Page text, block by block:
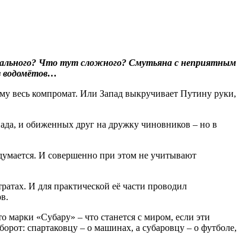
Что тут сложного? Смутьяна с неприятным
водомётов…
весь компромат. Или Запад выкручивает Путину руки,
и обиженных друг на дружку чиновников – но в
И совершенно при этом не учитывают
И для практической её части проводил
марки «Субару» – что станется с миром, если эти
спартаковцу – о машинах, а субаровцу – о футболе,